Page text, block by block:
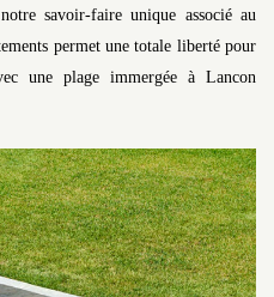
savoir-faire unique associé au
permet une totale liberté pour
une plage immergée à Lancon